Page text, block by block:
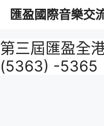
容
匯盈國際音樂交
第三屆匯盈全
(5363) -5365